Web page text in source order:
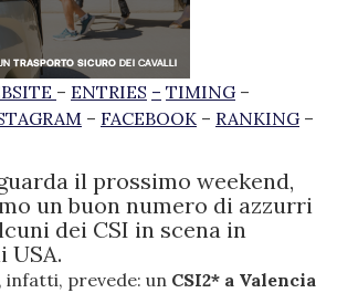
– ENTRIES – TIMING –
– FACEBOOK – RANKING –
il prossimo weekend,
un buon numero di azzurri
dei CSI in scena in
USA.
infatti, prevede: un CSI2* a Valencia